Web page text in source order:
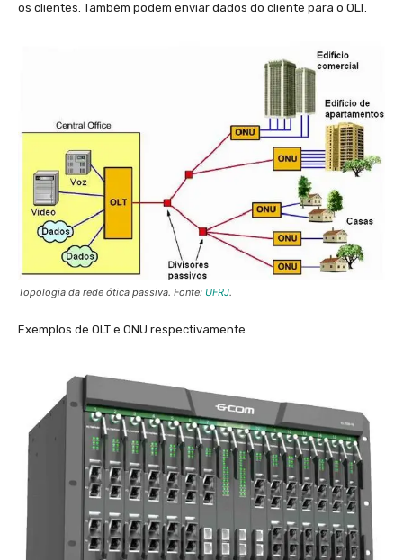
os clientes. Também podem enviar dados do cliente para o OLT.
Topologia da rede ótica passiva. Fonte: UFRJ.
Exemplos de OLT e ONU respectivamente.